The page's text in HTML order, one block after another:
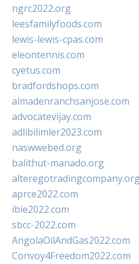
ngrc2022.org
leesfamilyfoods.com
lewis-lewis-cpas.com
eleontennis.com
cyetus.com
bradfordshops.com
almadenranchsanjose.com
advocatevijay.com
adlibilimler2023.com
naswwebed.org
balithut-manado.org
aprce2022.com
ibie2022.com
sbcc-2022.com
AngolaOilAndGas2022.com
Convoy4Freedom2022.com